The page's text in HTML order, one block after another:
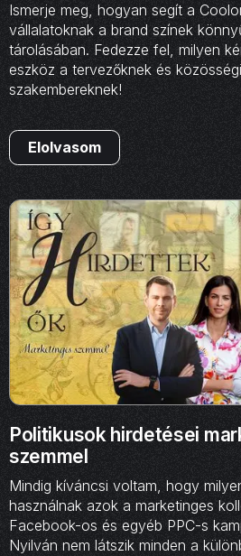
Ismerje meg, hogyan segít a
vállalatoknak a brand színek
tárolásában. Fedezze fel, milyen
eszköz a tervezőknek és
szakembereknek!
Elolvasom
Politikusok hirdetései
szemmel
Mindig kíváncsi voltam, hogy
használnak azok a marketinges
Facebook-os és egyéb PPC-s
Nyilván nem látszik minden a